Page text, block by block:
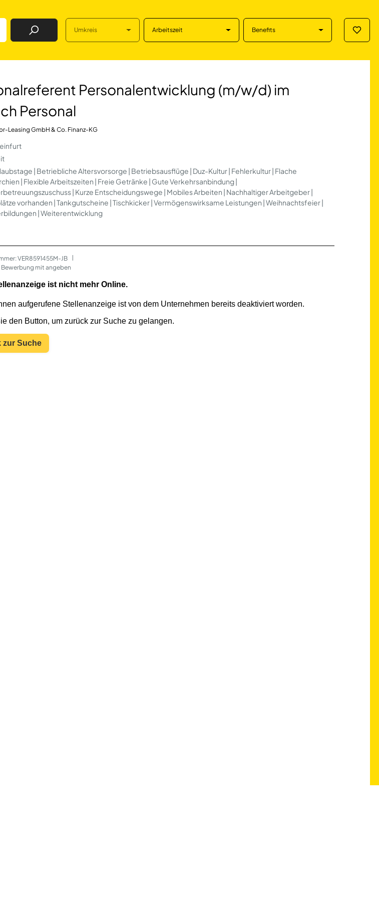
Job Finden Umkreis Arbeitszeit Benefits
(m/w/d) im
Personalentwicklung (m/w/d) im
Personal
Leasing GmbH & Co. Finanz-KG
| Betriebliche Altersvorsorge | Betriebsausflüge | Duz-Kultur | Fehlerkultur | Flache
| Flexible Arbeitszeiten | Freie Getränke | Gute Verkehrsanbindung |
| Kurze Entscheidungswege | Mobiles Arbeiten | Nachhaltiger Arbeitgeber |
vorhanden | Tankgutscheine | Tischkicker | Vermögenswirksame Leistungen | Weihnachtsfeier |
| Weiterentwicklung
VER8591455M-JB
Bewerbung mit angeben